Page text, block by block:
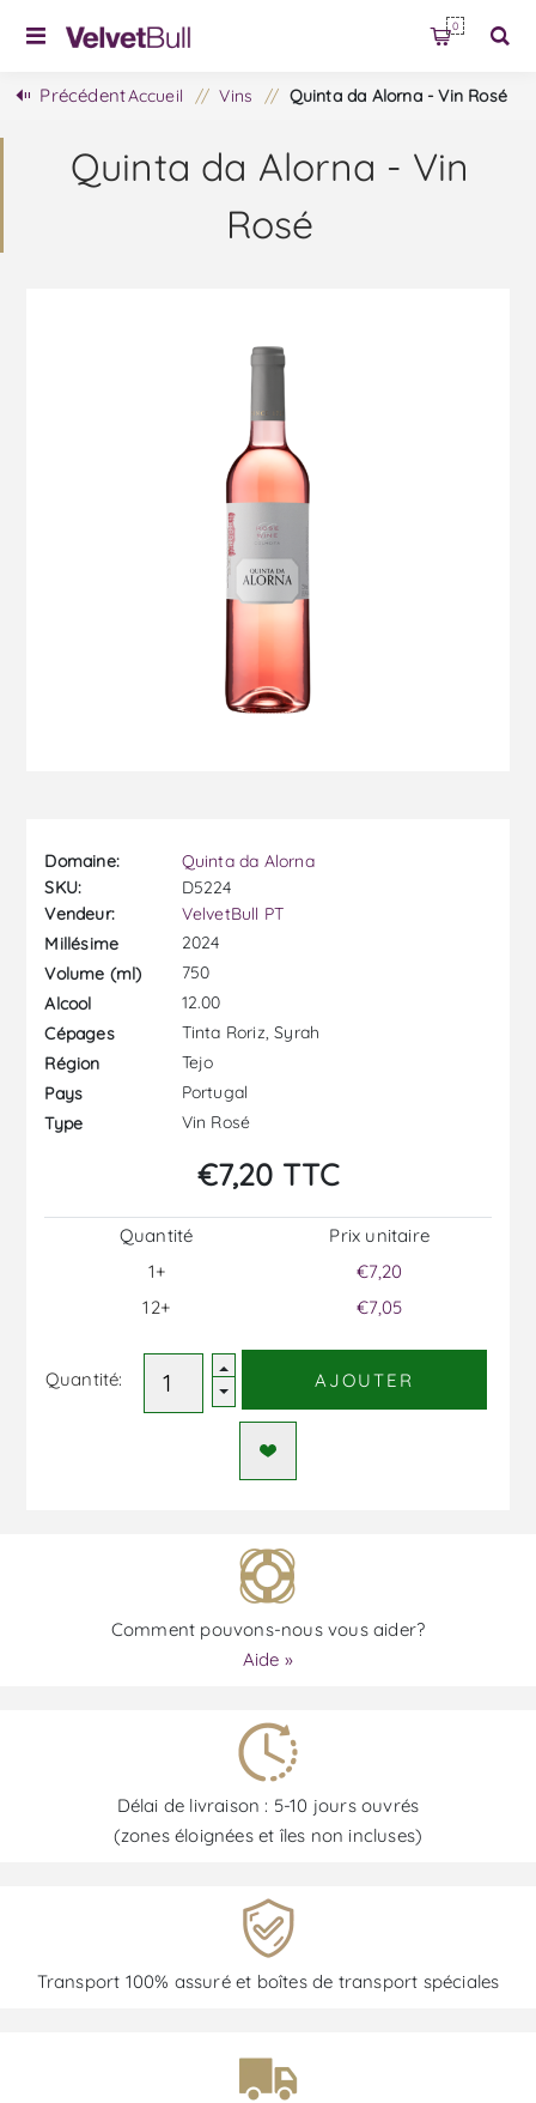
0
PrécédentAccueil / Vins / Quinta da Alorna - Vin Rosé
Quinta da Alorna - Vin
Rosé
Domaine:
Quinta da Alorna
SKU:
D5224
Vendeur:
VelvetBull PT
Millésime
2024
Volume (ml)
750
Alcool
12.00
Cépages
Tinta Roriz, Syrah
Région
Tejo
Pays
Portugal
Type
Vin Rosé
€7,20 TTC
Quantité
1+
12+
Prix ​​unitaire
€7,20
€7,05
Quantité: AJOUTER
Comment pouvons-nous vous aider?
Aide »
Délai de livraison : 5-10 jours ouvrés
(zones éloignées et îles non incluses)
Transport 100% assuré et boîtes de transport spéciales